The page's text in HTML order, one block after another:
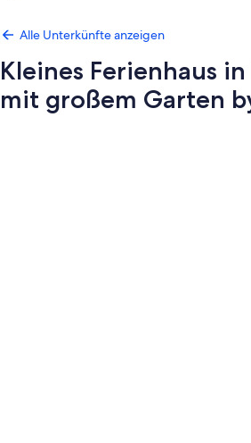
Alle Unterkünfte anzeigen
Kleines Ferienhaus
mit großem Garten